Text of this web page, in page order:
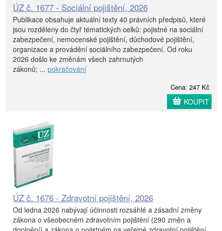
ÚZ č. 1677 - Sociální pojištění, 2026
Publikace obsahuje aktuální texty 40 právních předpisů, které
jsou rozděleny do čtyř tématických celků: pojistné na sociální
zabezpečení, nemocenské pojištění, důchodové pojištění,
organizace a provádění sociálního zabezpečení. Od roku
2026 došlo ke změnám všech zahrnutých
zákonů; ... pokračování
Cena: 247 Kč
KOUPIT
ÚZ č. 1676 - Zdravotní pojištění, 2026
Od ledna 2026 nabývají účinnosti rozsáhlé a zásadní změny
zákona o všeobecném zdravotním pojištění (290 změn a